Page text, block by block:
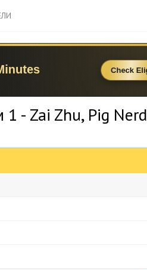
1 - Zai Zhu, Pig Nerd